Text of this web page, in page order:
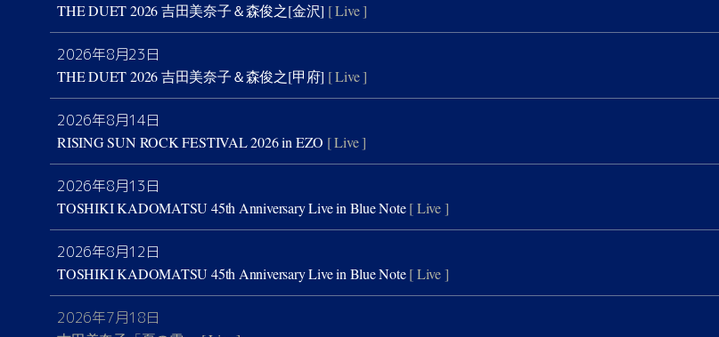
THE DUET 2026 吉田美奈子＆森俊之[金沢] [ Live ]
2026年8月23日
THE DUET 2026 吉田美奈子＆森俊之[甲府] [ Live ]
2026年8月14日
RISING SUN ROCK FESTIVAL 2026 in EZO [ Live ]
2026年8月13日
TOSHIKI KADOMATSU 45th Anniversary Live in Blue Note[ Live ]
2026年8月12日
TOSHIKI KADOMATSU 45th Anniversary Live in Blue Note[ Live ]
2026年7月18日